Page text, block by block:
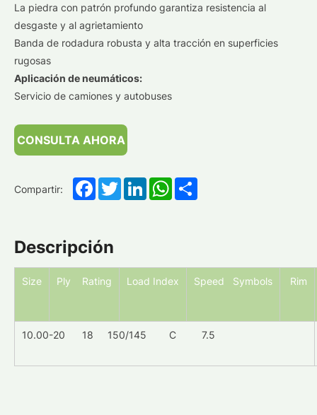
La piedra con patrón profundo garantiza resistencia al
desgaste y al agrietamiento
Banda de rodadura robusta y alta tracción en superficies
rugosas
Aplicación de neumáticos:
Servicio de camiones y autobuses
CONSULTA AHORA
Compartir: FacebookTwitterLinkedInWhatsApp
Descripción
Size Ply Rating Load Index Speed Symbols Rim
10.00-20 18 150/145 C 7.5